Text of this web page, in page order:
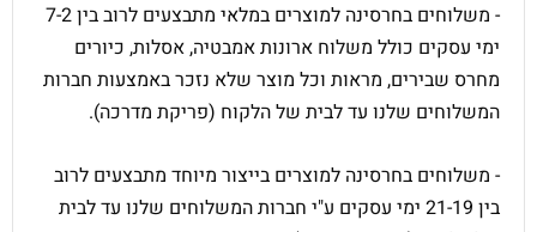
- משלוחים בחרסינה למוצרים במלאי מתבצעים לרוב בין 7-2
ימי עסקים כולל משלוח ארונות אמבטיה, אסלות, כיורים
מחרס שבירים, מראות וכל מוצר שלא נזכר באמצעות חברות
המשלוחים שלנו עד לבית של הלקוח (פריקת מדרכה).
- משלוחים בחרסינה למוצרים בייצור מיוחד מתבצעים לרוב
בין 21-19 ימי עסקים ע"י חברות המשלוחים שלנו עד לבית